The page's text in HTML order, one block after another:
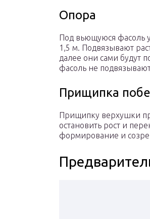
Опора
Под вьющуюся фасоль
1,5 м. Подвязывают
далее они сами будут
фасоль не
Прищипка
Прищипку верхушки
остановить рост и
формирование и